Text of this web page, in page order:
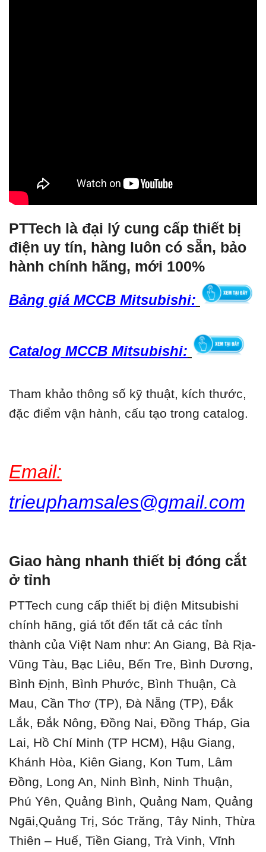
PTTech là đại lý cung cấp thiết bị
điện uy tín, hàng luôn có sẵn, bảo
hành chính hãng, mới 100%
Bảng giá MCCB Mitsubishi:
Catalog MCCB Mitsubishi:
Tham khảo thông số kỹ thuật, kích thước,
đặc điểm vận hành, cấu tạo trong catalog.
Email:
trieuphamsales@gmail.com
Giao hàng nhanh thiết bị đóng cắt
ở tỉnh
PTTech cung cấp thiết bị điện Mitsubishi
chính hãng, giá tốt đến tất cả các tỉnh
thành của Việt Nam như: An Giang, Bà Rịa-
Vũng Tàu, Bạc Liêu, Bến Tre, Bình Dương,
Bình Định, Bình Phước, Bình Thuận, Cà
Mau, Cần Thơ (TP), Đà Nẵng (TP), Đắk
Lắk, Đắk Nông, Đồng Nai, Đồng Tháp, Gia
Lai, Hồ Chí Minh (TP HCM), Hậu Giang,
Khánh Hòa, Kiên Giang, Kon Tum, Lâm
Đồng, Long An, Ninh Bình, Ninh Thuận,
Phú Yên, Quảng Bình, Quảng Nam, Quảng
Ngãi,Quảng Trị, Sóc Trăng, Tây Ninh, Thừa
Thiên – Huế, Tiền Giang, Trà Vinh, Vĩnh